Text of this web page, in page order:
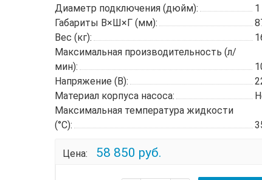
Диаметр подключения (дюйм):
Габариты В×Ш×Г (мм):
Вес (кг):
Максимальная производительность (л/
мин):
Напряжение (В):
Материал корпуса насоса:
Максимальная температура жидкости
(°C):
Цена: 58 850 руб.